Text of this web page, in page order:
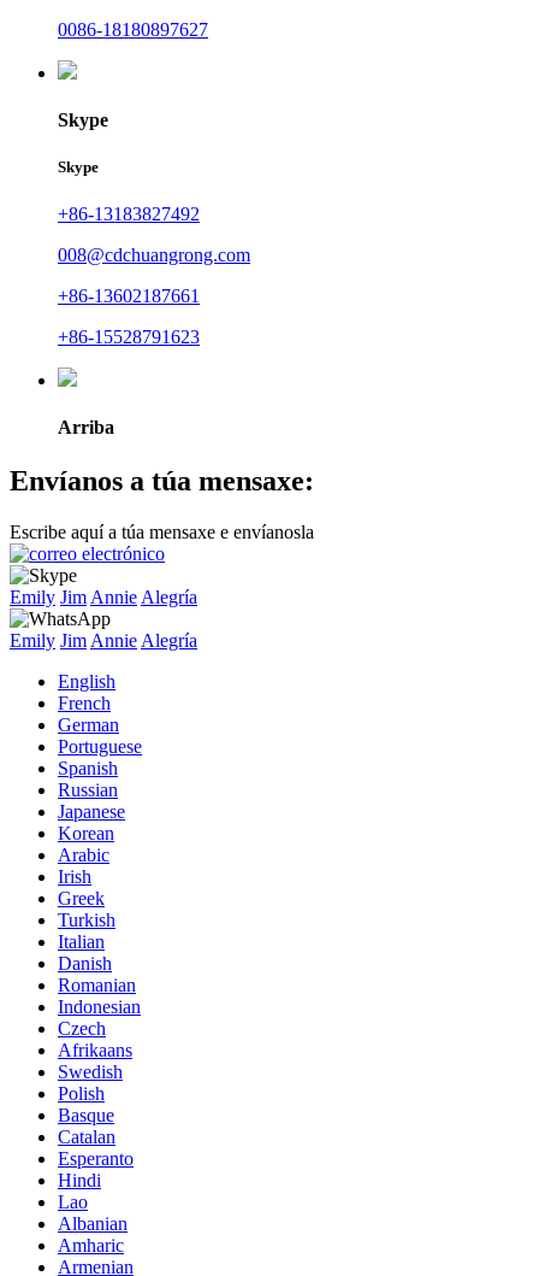
0086-18180897627
Skype
Skype
+86-13183827492
008@cdchuangrong.com
+86-13602187661
+86-15528791623
Arriba
Envíanos a túa mensaxe:
Escribe aquí a túa mensaxe e envíanosla
Emily Jim Annie Alegría
Emily Jim Annie Alegría
English
French
German
Portuguese
Spanish
Russian
Japanese
Korean
Arabic
Irish
Greek
Turkish
Italian
Danish
Romanian
Indonesian
Czech
Afrikaans
Swedish
Polish
Basque
Catalan
Esperanto
Hindi
Lao
Albanian
Amharic
Armenian